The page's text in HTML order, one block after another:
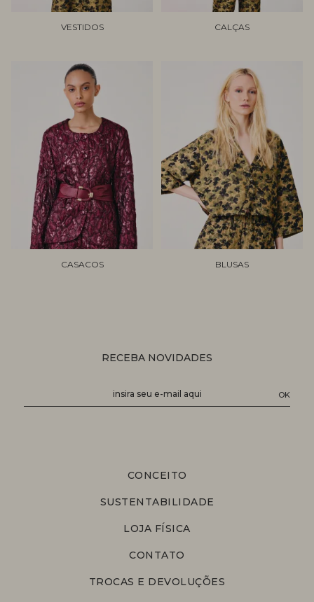
VESTIDOS CALÇAS
CASACOS BLUSAS
RECEBA NOVIDADES
CONCEITO
SUSTENTABILIDADE
LOJA FÍSICA
CONTATO
TROCAS E DEVOLUÇÕES